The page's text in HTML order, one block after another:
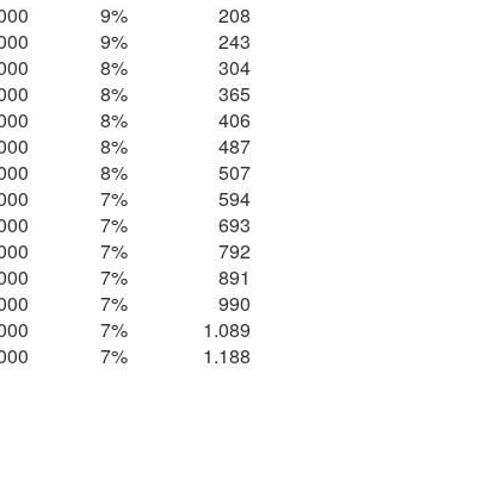
9%
208
9%
243
8%
304
8%
365
8%
406
8%
487
8%
507
7%
594
7%
693
7%
792
7%
891
7%
990
7%
1.089
7% 1.188